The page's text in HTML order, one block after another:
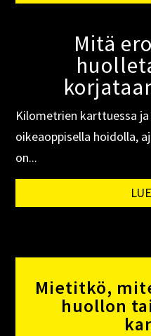
Mitä
Kilometrien karttuessa
oikeaoppisella hoidolla,
on...
Mietitkö,
huollon